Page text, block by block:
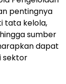
pentingnya
tata kelola,
sumber
dapat
sektor